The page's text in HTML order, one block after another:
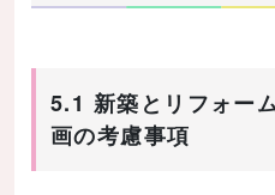
5.1 新築とリフォー
画の考慮事項